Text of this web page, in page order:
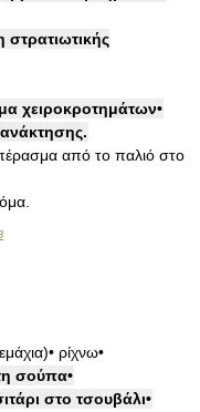
χειροκροτημάτων•
από το παλιό στο
ρίχνω•
σούπα•
στο τσουβάλι•